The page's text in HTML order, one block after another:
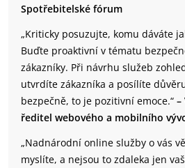
Spotřebitelské fórum
„Kriticky posuzujte, komu dáváte
Buďte proaktivní v tématu
zákazníky. Při návrhu služeb
utvrdíte zákazníka a posílíte
bezpečně, to je pozitivní emoce.“ –
ředitel webového a mobilního
„Nadnárodní online služby o vás
myslíte, a nejsou to zdaleka jen